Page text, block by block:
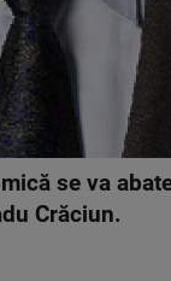
se va
Crăciun.